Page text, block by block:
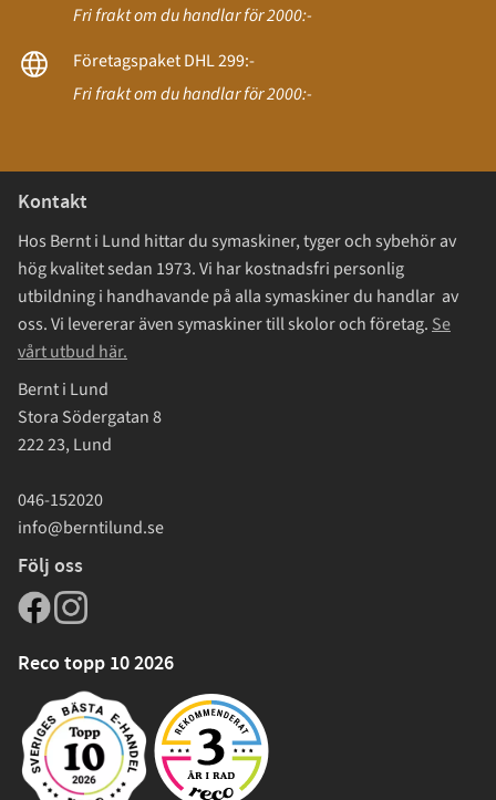
Fri frakt om du handlar för 2000:-
Företagspaket DHL 299:-
Fri frakt om du handlar för 2000:-
Kontakt
Hos Bernt i Lund hittar du symaskiner, tyger och sybehör av
hög kvalitet sedan 1973. Vi har kostnadsfri personlig
utbildning i handhavande på alla symaskiner du handlar av
oss. Vi levererar även symaskiner till skolor och företag. Se
vårt utbud här.
Bernt i Lund
Stora Södergatan 8
222 23, Lund
046-152020
info@berntilund.se
Följ oss
Reco topp 10 2026